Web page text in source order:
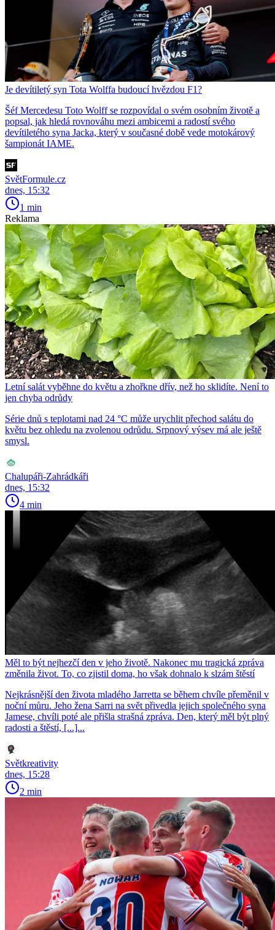
Je devítiletý syn Tota Wolffa budoucí hvězdou F1?
Šéf Mercedesu Toto Wolff se rozpovídal o svém osobním životě a
popsal, jak hledá rovnováhu mezi ambicemi a radostí svého
devítiletého syna Jacka, který v současné době vede motokárový
šampionát IAME.
SvětFormule.cz
dnes, 15:32
1 min
Reklama
Letní salát vyběhne do květu a zhořkne dřív, než ho sklidíte. Není to
jen chyba odrůdy
Série dnů s teplotami nad 24 °C může urychlit přechod salátu do
květu bez ohledu na zvolenou odrůdu. Srpnový výsev má ale ještě
smysl.
Chalupáři-Zahrádkáři
dnes, 15:32
4 min
Měl to být nejhezčí den v jeho životě. Nakonec mu tragická zpráva
změnila život. To, co zjistil doma, ho však dohnalo k slzám štěstí
Nejkrásnější den života mladého Jarretta se během chvíle přeměnil v
noční můru. Jeho žena Sarri na svět přivedla jejich společného syna
Jamese, chvíli poté ale přišla strašná zpráva. Den, který měl být plný
radosti a štěstí, [...]...
Světkreativity
dnes, 15:28
2 min